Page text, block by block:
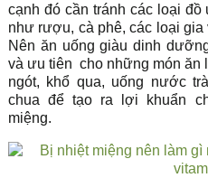
cạnh đó cần tránh các loại
như rượu, cà phê, các loại
Nên ăn uống giàu dinh
và ưu tiên cho những món ăn
ngót, khổ qua, uống nước
chua để tạo ra lợi khuẩn
miệng.